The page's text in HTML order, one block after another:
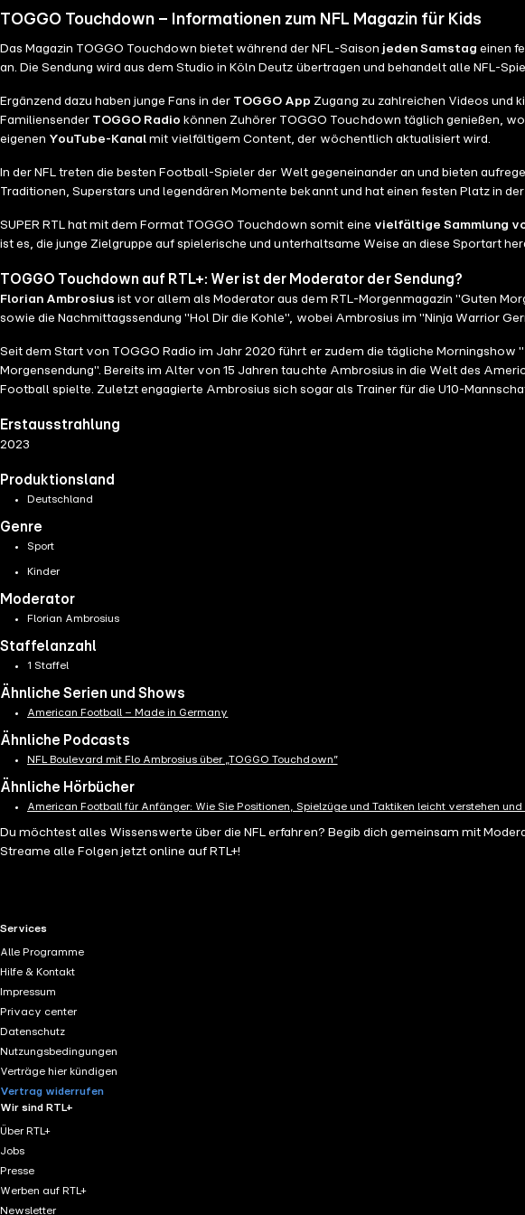
TOGGO Touchdown – Informationen zum NFL Magazin für Kids
Das Magazin TOGGO Touchdown bietet während der NFL-Saison jeden Samstag einen
an. Die Sendung wird aus dem Studio in Köln Deutz übertragen und behandelt alle NFL-
Ergänzend dazu haben junge Fans in der TOGGO App Zugang zu zahlreichen Videos und
Familiensender TOGGO Radio können Zuhörer TOGGO Touchdown täglich genießen,
eigenen YouTube-Kanal mit vielfältigem Content, der wöchentlich aktualisiert wird.
In der NFL treten die besten Football-Spieler der Welt gegeneinander an und bieten
Traditionen, Superstars und legendären Momente bekannt und hat einen festen Platz in
SUPER RTL hat mit dem Format TOGGO Touchdown somit eine vielfältige Sammlung
ist es, die junge Zielgruppe auf spielerische und unterhaltsame Weise an diese Sportart
TOGGO Touchdown auf RTL+: Wer ist der Moderator der Sendung?
Florian Ambrosius ist vor allem als Moderator aus dem RTL-Morgenmagazin "Guten
sowie die Nachmittagssendung "Hol Dir die Kohle", wobei Ambrosius im "Ninja Warrior
Seit dem Start von TOGGO Radio im Jahr 2020 führt er zudem die tägliche Morningshow
Morgensendung". Bereits im Alter von 15 Jahren tauchte Ambrosius in die Welt des
Football spielte. Zuletzt engagierte Ambrosius sich sogar als Trainer für die U10-
Erstausstrahlung
2023
Produktionsland
Deutschland
Genre
Sport
Kinder
Moderator
Florian Ambrosius
Staffelanzahl
1 Staffel
Ähnliche Serien und Shows
American Football – Made in Germany
Ähnliche Podcasts
NFL Boulevard mit Flo Ambrosius über „TOGGO Touchdown”
Ähnliche Hörbücher
American Football für Anfänger: Wie Sie Positionen, Spielzüge und Taktiken leicht verstehen
Du möchtest alles Wissenswerte über die NFL erfahren? Begib dich gemeinsam mit
Streame alle Folgen jetzt online auf RTL+!
RTL+ useful links.
Services
Alle Programme
Hilfe & Kontakt
Impressum
Privacy center
Datenschutz
Nutzungsbedingungen
Verträge hier kündigen
Vertrag widerrufen
Wir sind RTL+
Über RTL+
Jobs
Presse
Werben auf RTL+
Newsletter